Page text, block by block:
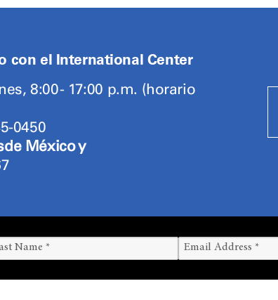
con el International Center
8:00 - 17:00 p.m. (horario
0450
México y